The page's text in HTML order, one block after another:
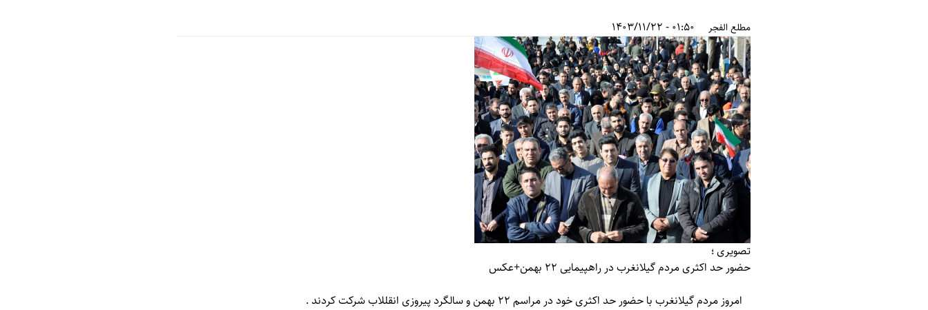
مطلع الفجر 01:50 - 1403/11/22
تصویری ؛
حضور حد اکثری مردم گیلانغرب در راهپیمایی 22 بهمن+عکس
امروز مردم گیلانغرب با حضور حد اکثری خود در مراسم 22 بهمن و سالگرد پیروزی انقللاب شرکت کردند .